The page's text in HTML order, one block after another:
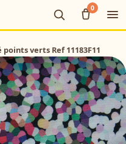
0
verts Ref 11183F11